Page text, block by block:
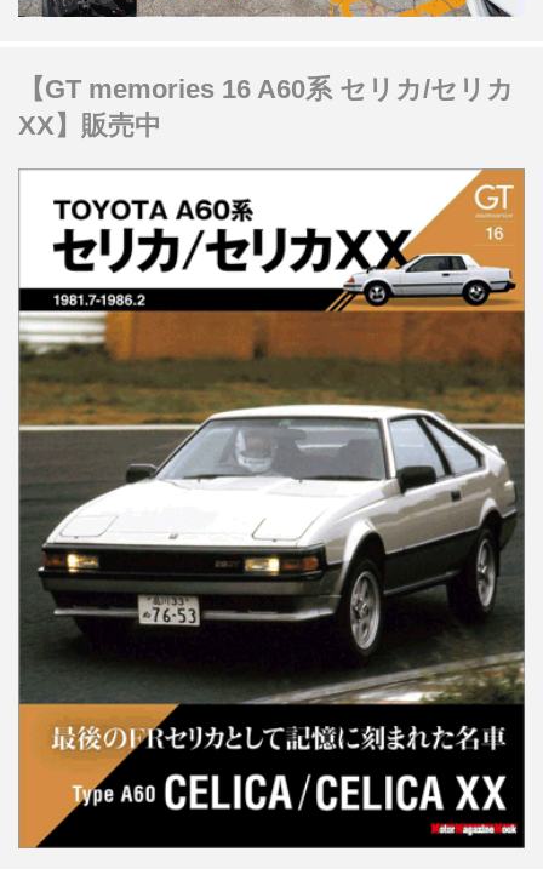
【GT memories 16 A60系 セリカ/セリカ
XX】販売中